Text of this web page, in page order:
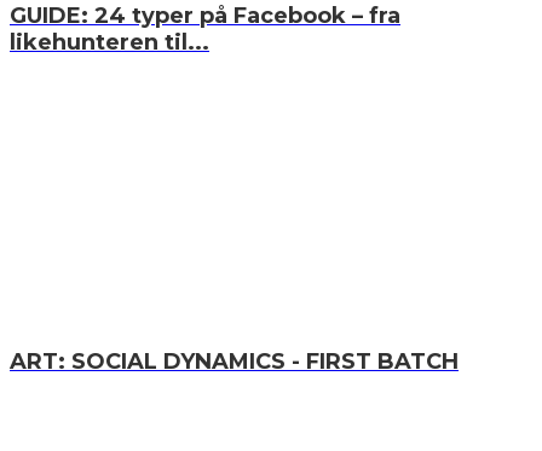
GUIDE: 24 typer på Facebook – fra
likehunteren til...
ART: SOCIAL DYNAMICS - FIRST BATCH